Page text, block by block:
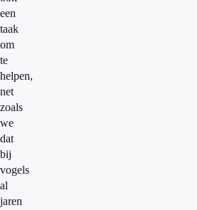
een
taak
om
te
helpen,
net
zoals
we
dat
bij
vogels
al
jaren